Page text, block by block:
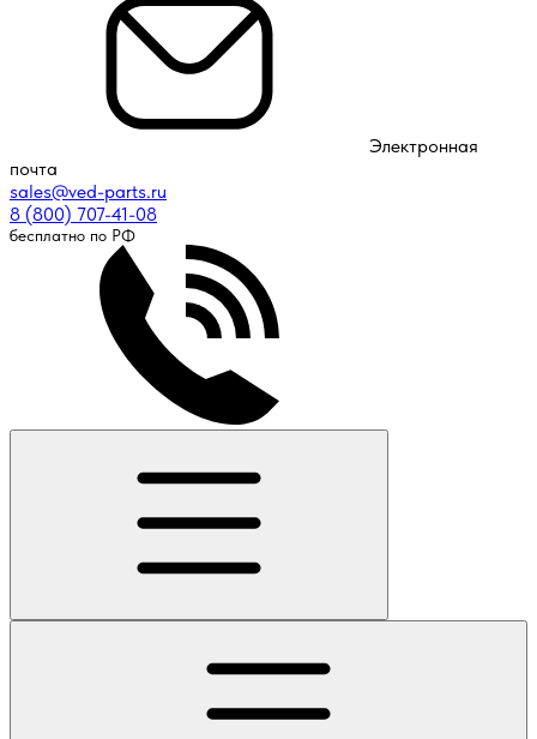
Электронная
почта
sales@ved-parts.ru
8 (800) 707-41-08
бесплатно по РФ